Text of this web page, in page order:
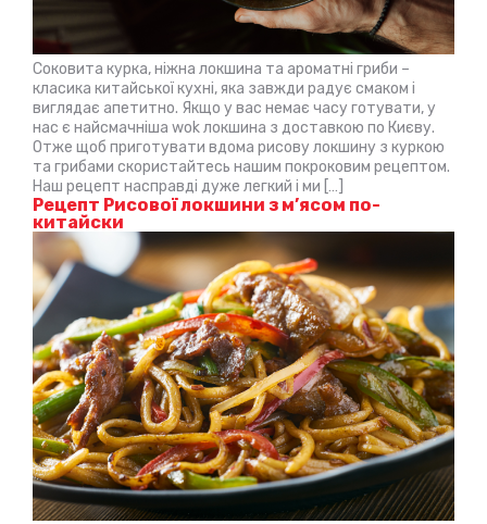
Соковита курка, ніжна локшина та ароматні гриби –
класика китайської кухні, яка завжди радує смаком і
виглядає апетитно. Якщо у вас немає часу готувати, у
нас є найсмачніша wok локшина з доставкою по Києву.
Отже щоб приготувати вдома рисову локшину з куркою
та грибами скористайтесь нашим покроковим рецептом.
Наш рецепт насправді дуже легкий і ми […]
Рецепт Рисової локшини з м’ясом по-
китайски